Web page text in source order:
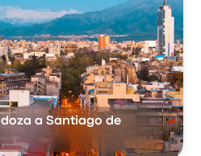
a Santiago de